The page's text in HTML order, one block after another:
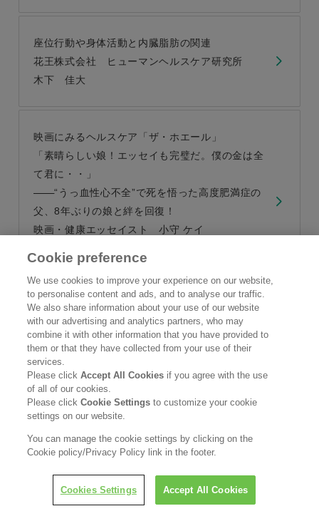
座位行動や身体活動と内臓脂肪の関連
花王株式会社 ヒューマンヘルスケア研究所
木下 佳大
映画にみるヘルスケア「ザ・ホエール」
「素晴らしい娘！エッセイも完璧だ。僕の金は全
て君に・・」
“うっ血性心不全”で死を悟った高度肥満症の
父、8年ぶりの娘と絆を回復！
映画・健康エッセイスト 小守 ケイ
推進センター 所長 宮崎 滋
インフォメーション
2023年度 第21回花王健康科学研究会研究助成 助
成者10名が決定
No.71 健康な肌に向けた生活習慣
Cookie preference
We use cookies to improve your experience on our website,
to personalise content and ads, and to analyse our traffic.
We also share information about your use of our website
with our advertising and analytics partners, who may
combine it with other information that you have provided to
them or that they have collected from your use of their
services.
Please clickAccept All Cookies if you agree with the use
of all of our cookies.
Please clickCookie Settingsto customize your cookie
settings on our website.
You can manage the cookie settings by clicking on the
Cookie policy/Privacy Policy link in the footer.
Cookies Settings Accept All Cookies